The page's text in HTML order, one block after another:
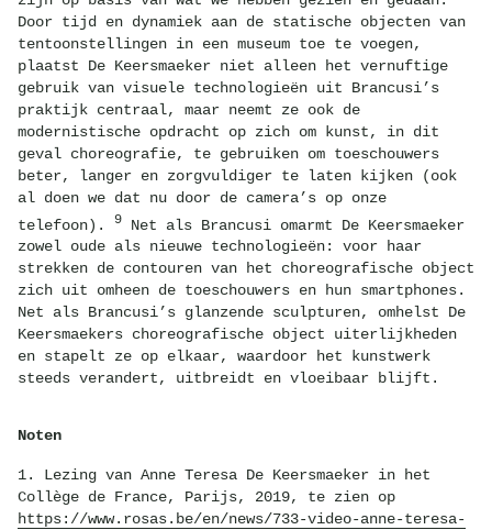
Door tijd en dynamiek aan de statische objecten van
tentoonstellingen in een museum toe te voegen,
plaatst De Keersmaeker niet alleen het vernuftige
gebruik van visuele technologieën uit Brancusi’s
praktijk centraal, maar neemt ze ook de
modernistische opdracht op zich om kunst, in dit
geval choreografie, te gebruiken om toeschouwers
beter, langer en zorgvuldiger te laten kijken (ook
al doen we dat nu door de camera’s op onze
telefoon). 9Net als Brancusi omarmt De Keersmaeker
zowel oude als nieuwe technologieën: voor haar
strekken de contouren van het choreografische object
zich uit omheen de toeschouwers en hun smartphones.
Net als Brancusi’s glanzende sculpturen, omhelst De
Keersmaekers choreografische object uiterlijkheden
en stapelt ze op elkaar, waardoor het kunstwerk
steeds verandert, uitbreidt en vloeibaar blijft.
Noten
1. Lezing van Anne Teresa De Keersmaeker in het
Collège de France, Parijs, 2019, te zien op
https://www.rosas.be/en/news/733-video-anne-teresa-